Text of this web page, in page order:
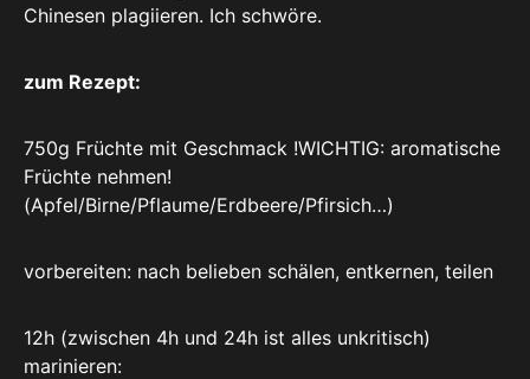
Chinesen plagiieren. Ich schwöre.
zum Rezept:
750g Früchte mit Geschmack !WICHTIG: aromatische
Früchte nehmen!
(Apfel/Birne/Pflaume/Erdbeere/Pfirsich…)
vorbereiten: nach belieben schälen, entkernen, teilen
12h (zwischen 4h und 24h ist alles unkritisch)
marinieren: